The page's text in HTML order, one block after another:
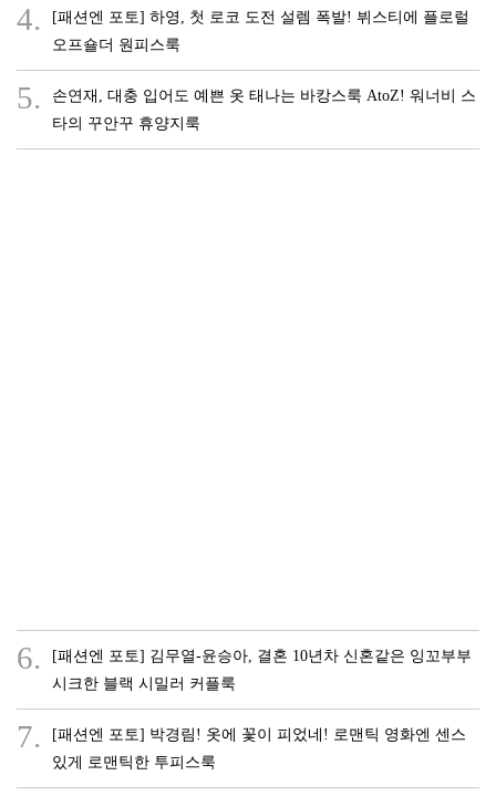
4.
[패션엔 포토] 하영, 첫 로코 도전 설렘 폭발! 뷔스티에 플로럴
오프숄더 원피스룩
5.
손연재, 대충 입어도 예쁜 옷 태나는 바캉스룩 AtoZ! 워너비 스
타의 꾸안꾸 휴양지룩
6.
[패션엔 포토] 김무열-윤승아, 결혼 10년차 신혼같은 잉꼬부부
시크한 블랙 시밀러 커플룩
7.
[패션엔 포토] 박경림! 옷에 꽃이 피었네! 로맨틱 영화엔 센스
있게 로맨틱한 투피스룩